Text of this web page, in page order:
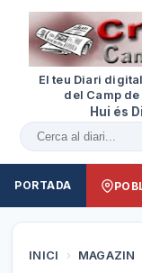
El teu Diari
del Camp
Hui és
Cercar al diari
PORTADA
INICI › MAGAZIN